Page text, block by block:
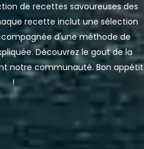
de recettes savoureuses des
recette inclut une sélection
d'une méthode de
Découvrez le gout de la
notre communauté. Bon appétit
!